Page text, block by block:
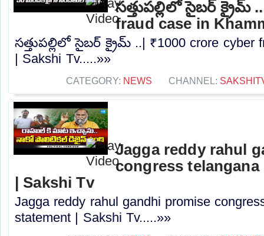
సత్తుపల్లిలో సైబర్ క్రైమ్
fraud case in
సత్తుపల్లిలో సైబర్ క్రైమ్ ..| ₹1000 crore cyber
| Sakshi Tv.....»»
CATEGORY: NEWS CHANNEL:
Jagga reddy rahul
congress
| Sakshi Tv
Jagga reddy rahul gandhi promise
statement | Sakshi Tv.....»»